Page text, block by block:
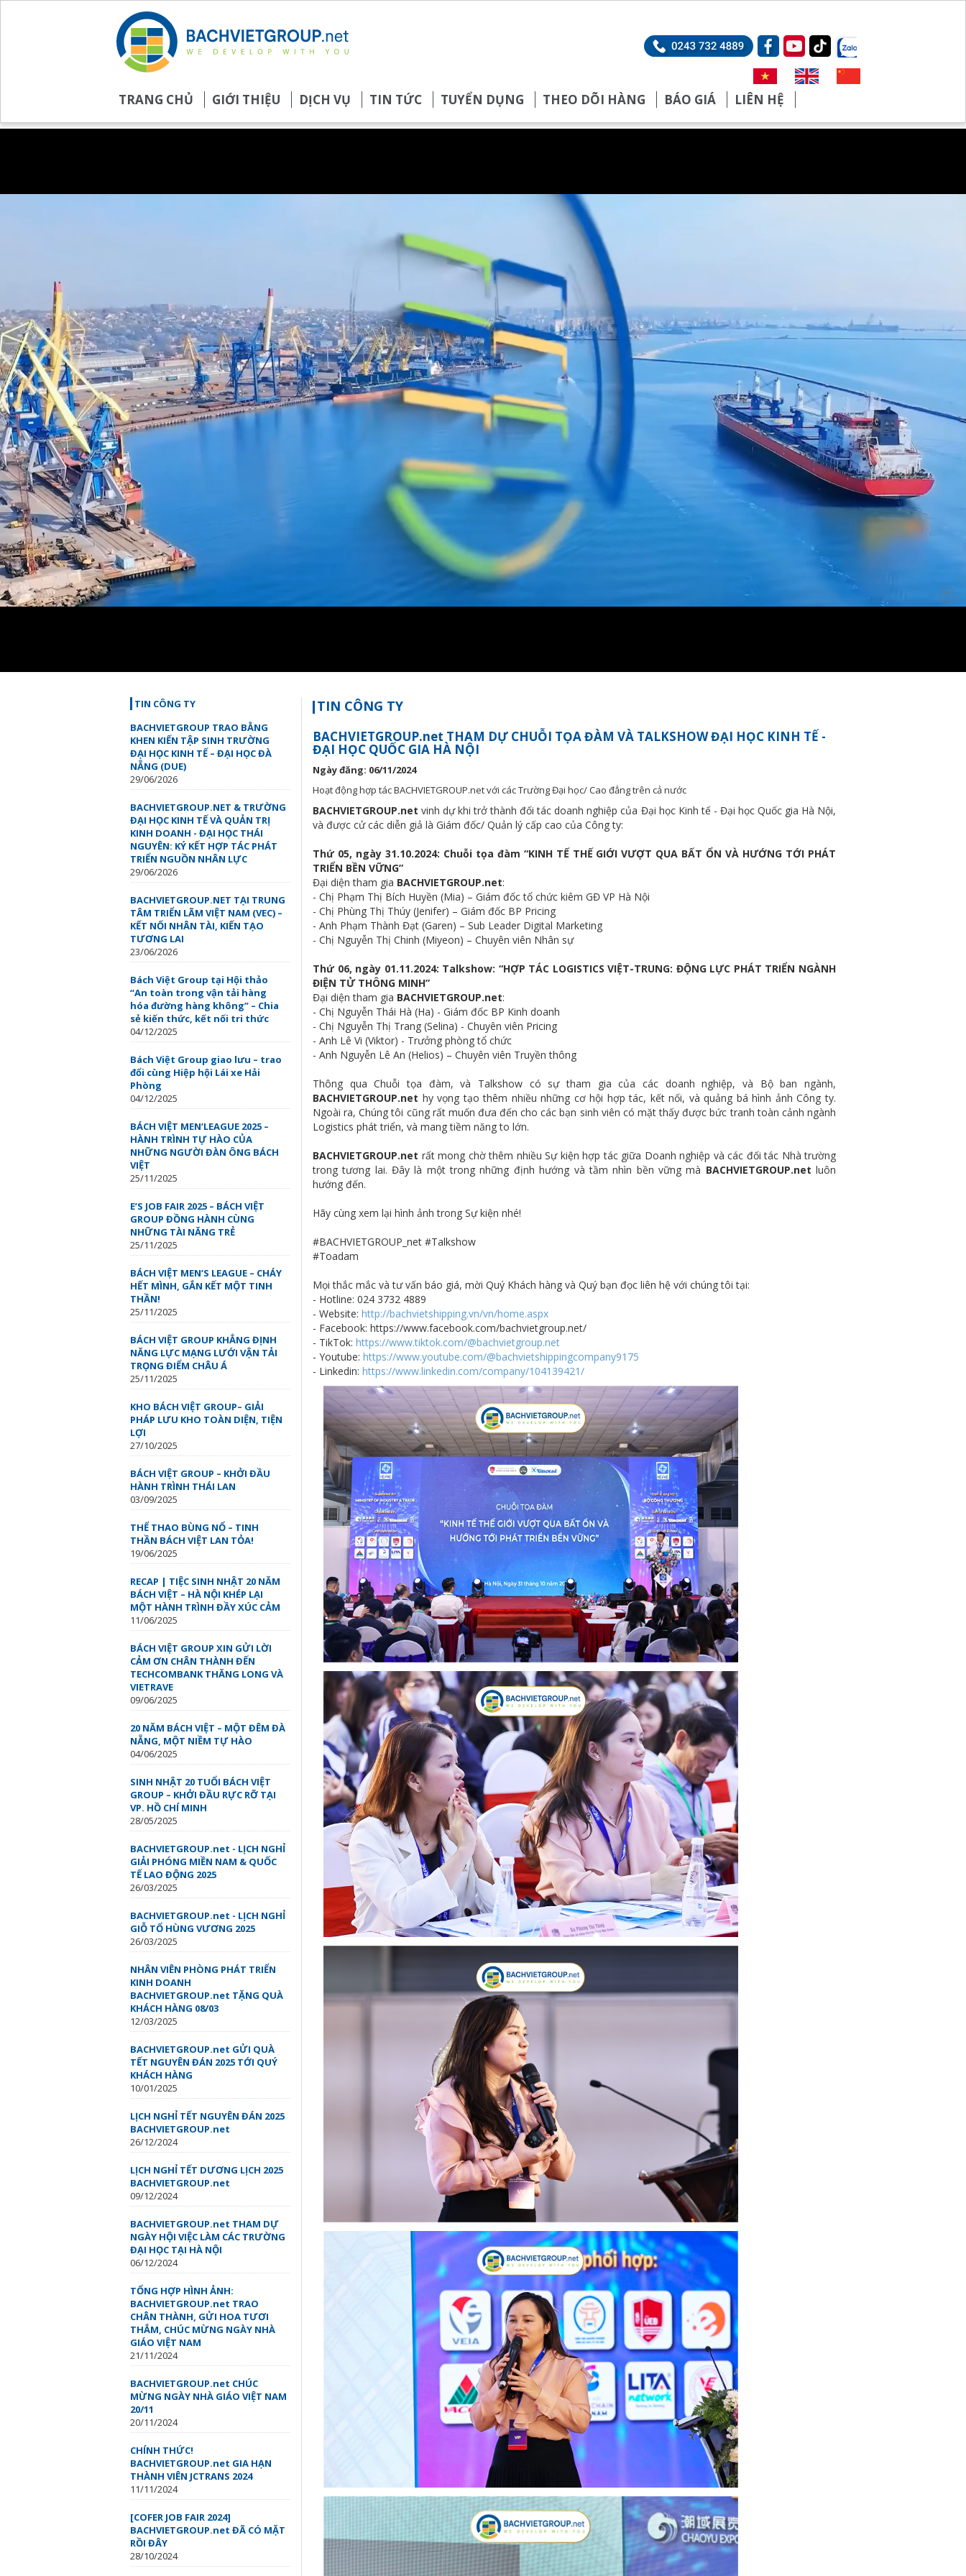
TRANG CHỦ GIỚI THIỆU DỊCH VỤ TIN TỨC TUYỂN DỤNG THEO DÕI HÀNG BÁO GIÁ LIÊN HỆ
52.84%
TIN CÔNG TY
BACHVIETGROUP TRAO BẰNG
KHEN KIẾN TẬP SINH TRƯỜNG
ĐẠI HỌC KINH TẾ – ĐẠI HỌC ĐÀ
NẴNG (DUE)
29/06/2026
BACHVIETGROUP.NET & TRƯỜNG
ĐẠI HỌC KINH TẾ VÀ QUẢN TRỊ
KINH DOANH - ĐẠI HỌC THÁI
NGUYÊN: KÝ KẾT HỢP TÁC PHÁT
TRIỂN NGUỒN NHÂN LỰC
29/06/2026
BACHVIETGROUP.NET TẠI TRUNG
TÂM TRIỂN LÃM VIỆT NAM (VEC) –
KẾT NỐI NHÂN TÀI, KIẾN TẠO
TƯƠNG LAI
23/06/2026
Bách Việt Group tại Hội thảo
“An toàn trong vận tải hàng
hóa đường hàng không” – Chia
sẻ kiến thức, kết nối tri thức
04/12/2025
Bách Việt Group giao lưu – trao
đổi cùng Hiệp hội Lái xe Hải
Phòng
04/12/2025
BÁCH VIỆT MEN’LEAGUE 2025 –
HÀNH TRÌNH TỰ HÀO CỦA
NHỮNG NGƯỜI ĐÀN ÔNG BÁCH
VIỆT
25/11/2025
E’S JOB FAIR 2025 – BÁCH VIỆT
GROUP ĐỒNG HÀNH CÙNG
NHỮNG TÀI NĂNG TRẺ
25/11/2025
BÁCH VIỆT MEN’S LEAGUE – CHÁY
HẾT MÌNH, GẮN KẾT MỘT TINH
THẦN!
25/11/2025
BÁCH VIỆT GROUP KHẲNG ĐỊNH
NĂNG LỰC MẠNG LƯỚI VẬN TẢI
TRỌNG ĐIỂM CHÂU Á
25/11/2025
KHO BÁCH VIỆT GROUP– GIẢI
PHÁP LƯU KHO TOÀN DIỆN, TIỆN
LỢI
27/10/2025
BÁCH VIỆT GROUP – KHỞI ĐẦU
HÀNH TRÌNH THÁI LAN
03/09/2025
THỂ THAO BÙNG NỔ – TINH
THẦN BÁCH VIỆT LAN TỎA!
19/06/2025
RECAP | TIỆC SINH NHẬT 20 NĂM
BÁCH VIỆT – HÀ NỘI KHÉP LẠI
MỘT HÀNH TRÌNH ĐẦY XÚC CẢM
11/06/2025
BÁCH VIỆT GROUP XIN GỬI LỜI
CẢM ƠN CHÂN THÀNH ĐẾN
TECHCOMBANK THĂNG LONG VÀ
VIETRAVE
09/06/2025
20 NĂM BÁCH VIỆT – MỘT ĐÊM ĐÀ
NẴNG, MỘT NIỀM TỰ HÀO
04/06/2025
SINH NHẬT 20 TUỔI BÁCH VIỆT
GROUP – KHỞI ĐẦU RỰC RỠ TẠI
VP. HỒ CHÍ MINH
28/05/2025
BACHVIETGROUP.net - LỊCH NGHỈ
GIẢI PHÓNG MIỀN NAM & QUỐC
TẾ LAO ĐỘNG 2025
26/03/2025
BACHVIETGROUP.net - LỊCH NGHỈ
GIỖ TỔ HÙNG VƯƠNG 2025
26/03/2025
NHÂN VIÊN PHÒNG PHÁT TRIỂN
KINH DOANH
BACHVIETGROUP.net TẶNG QUÀ
KHÁCH HÀNG 08/03
12/03/2025
BACHVIETGROUP.net GỬI QUÀ
TẾT NGUYÊN ĐÁN 2025 TỚI QUÝ
KHÁCH HÀNG
10/01/2025
LỊCH NGHỈ TẾT NGUYÊN ĐÁN 2025
BACHVIETGROUP.net
26/12/2024
LỊCH NGHỈ TẾT DƯƠNG LỊCH 2025
BACHVIETGROUP.net
09/12/2024
BACHVIETGROUP.net THAM DỰ
NGÀY HỘI VIỆC LÀM CÁC TRƯỜNG
ĐẠI HỌC TẠI HÀ NỘI
06/12/2024
TỔNG HỢP HÌNH ẢNH:
BACHVIETGROUP.net TRAO
CHÂN THÀNH, GỬI HOA TƯƠI
THẮM, CHÚC MỪNG NGÀY NHÀ
GIÁO VIỆT NAM
21/11/2024
BACHVIETGROUP.net CHÚC
MỪNG NGÀY NHÀ GIÁO VIỆT NAM
20/11
20/11/2024
CHÍNH THỨC!
BACHVIETGROUP.net GIA HẠN
THÀNH VIÊN JCTRANS 2024
11/11/2024
[COFER JOB FAIR 2024]
BACHVIETGROUP.net ĐÃ CÓ MẶT
RỒI ĐÂY
28/10/2024
TIN CÔNG TY
BACHVIETGROUP.net THAM DỰ CHUỖI TỌA ĐÀM VÀ TALKSHOW ĐẠI HỌC KINH TẾ -
ĐẠI HỌC QUỐC GIA HÀ NỘI
Ngày đăng: 06/11/2024
Hoạt động hợp tác BACHVIETGROUP.net với các Trường Đại học/ Cao đẳng trên cả nước
BACHVIETGROUP.net vinh dự khi trở thành đối tác doanh nghiệp của Đại học Kinh tế - Đại học Quốc gia Hà Nội,
và được cử các diễn giả là Giám đốc/ Quản lý cấp cao của Công ty:
Thứ 05, ngày 31.10.2024: Chuỗi tọa đàm “KINH TẾ THẾ GIỚI VƯỢT QUA BẤT ỔN VÀ HƯỚNG TỚI PHÁT
TRIỂN BỀN VỮNG”
Đại diện tham gia BACHVIETGROUP.net:
- Chị Phạm Thị Bích Huyền (Mia) – Giám đốc tổ chức kiêm GĐ VP Hà Nội
- Chị Phùng Thị Thúy (Jenifer) – Giám đốc BP Pricing
- Anh Phạm Thành Đạt (Garen) – Sub Leader Digital Marketing
- Chị Nguyễn Thị Chinh (Miyeon) – Chuyên viên Nhân sự
Thứ 06, ngày 01.11.2024: Talkshow: “HỢP TÁC LOGISTICS VIỆT-TRUNG: ĐỘNG LỰC PHÁT TRIỂN NGÀNH
ĐIỆN TỬ THÔNG MINH”
Đại diện tham gia BACHVIETGROUP.net:
- Chị Nguyễn Thái Hà (Ha) - Giám đốc BP Kinh doanh
- Chị Nguyễn Thị Trang (Selina) - Chuyên viên Pricing
- Anh Lê Vi (Viktor) - Trưởng phòng tổ chức
- Anh Nguyễn Lê An (Helios) – Chuyên viên Truyền thông
Thông qua Chuỗi tọa đàm, và Talkshow có sự tham gia của các doanh nghiệp, và Bộ ban ngành,
BACHVIETGROUP.net hy vọng tạo thêm nhiều những cơ hội hợp tác, kết nối, và quảng bá hình ảnh Công ty.
Ngoài ra, Chúng tôi cũng rất muốn đưa đến cho các bạn sinh viên có mặt thấy được bức tranh toàn cảnh ngành
Logistics phát triển, và mang tiềm năng to lớn.
BACHVIETGROUP.net rất mong chờ thêm nhiều Sự kiện hợp tác giữa Doanh nghiệp và các đối tác Nhà trường
trong tương lai. Đây là một trong những định hướng và tầm nhìn bền vững mà BACHVIETGROUP.net luôn
hướng đến.
Hãy cùng xem lại hình ảnh trong Sự kiện nhé!
#BACHVIETGROUP_net #Talkshow
#Toadam
Mọi thắc mắc và tư vấn báo giá, mời Quý Khách hàng và Quý bạn đọc liên hệ với chúng tôi tại:
- Hotline: 024 3732 4889
- Website: http://bachvietshipping.vn/vn/home.aspx
- Facebook: https://www.facebook.com/bachvietgroup.net/
- TikTok: https://www.tiktok.com/@bachvietgroup.net
- Youtube: https://www.youtube.com/@bachvietshippingcompany9175
- Linkedin: https://www.linkedin.com/company/104139421/